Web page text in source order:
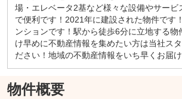
場・エレベータ2基など様々な設備やサービ
で便利です！2021年に建設された物件です
ンションです！駅から徒歩6分に立地する物
け早めに不動産情報を集めたい方は当社ス
ださい！地域の不動産情報をいち早くお届
物件概要